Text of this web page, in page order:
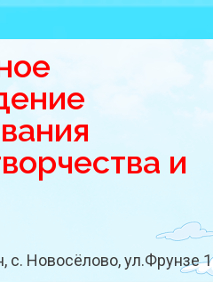
и
с. Новосёлово, ул.Фрунзе